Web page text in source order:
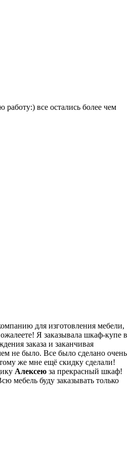
все остались более чем
для изготовления мебели,
Я заказывала шкаф-купе в
заказа и заканчивая
не было. Все было сделано очень
же мне ещё скидку сделали!
Алексею за прекрасный шкаф!
мебель буду заказывать только